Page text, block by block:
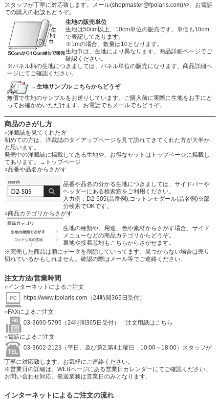
スタッフが丁寧に対応致します。メール(shopmaster@fpolaris.com)や、お電話
での購入の相談もどうぞ。
生地の販売単位
生地は50cm以上、10cm単位の販売です。単価も10cm
で表記してあります。
※1mの場合、数量は10となります。
生地巾は、生地により異なります。商品詳細ページでご
確認ください。
※パネル柄の生地につきましては、パネル単位の販売になります。商品詳細ペ
ージにてご確認ください。
→生地サンプル こちらからどうぞ
無償で生地のサンプルをお送りしています。ご購入前に実際に生地をお手にと
ってお確かめいただけます。お電話でもメールでもどうぞ。
商品のさがし方
○洋裁誌を見てくれた方
初めての方は、洋裁誌のタイアップページを見て訪れてきてくれた方が大半か
と思います。
発売中の洋裁誌に掲載してある生地や、お得なセットはトップページに掲載し
てあります。
→トップページ
○品番や品名からさがす
品番や品名の分かる生地につきましては、サイドバーや
ヘッダーにある検索窓をご利用ください。
入力例：D2-505(品番例),コットンモダール(品名例)※部
分検索でOKです。
○商品カテゴリからさがす
生地の種類や、用途、色や素材からさがす場合、サイド
メニューなどの商品カテゴリからどうぞ。
裏地や接着芯地もこちらからさがせます。
※完売した商品は順にデータを削除していってます。見つからない場合は売り
切れているかもしれません。確認の際はメール等でご連絡ください。
注文方法/営業時間
○インターネットによるご注文
https://www.fpolaris.com（24時間365日受付）
○FAXによるご注文
03-3690-5795（24時間365日受付）
注文用紙はこちら
○電話によるご注文
03-3602-2123（平日、及び第2,第4土曜日 10:00～18:00）スタッフが
丁寧に対応致します。お気軽にご連絡ください。
※営業日の詳細は、WEBページにある営業日カレンダーにてご確認ください。
お問い合わせ対応、発送業務は営業日のみとなります。
インターネットによるご注文の流れ